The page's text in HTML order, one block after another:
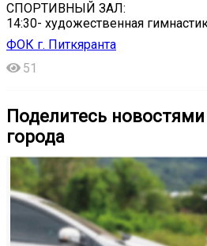
СПОРТИВНЫЙ ЗАЛ:
14:30- художественная
ФОК г. Питкяранта
51
Поделитесь
города